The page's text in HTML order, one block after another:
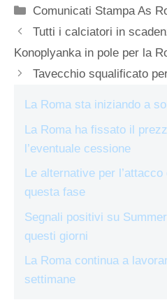
Categorie
Comunicati Stampa As
Tutti i calciatori in
Konoplyanka in pole per la
Tavecchio squalificato
La Roma sta iniziando a
La Roma ha fissato il
l’eventuale cessione
Le alternative per
questa fase
Segnali positivi su
questi giorni
La Roma continua a
settimane